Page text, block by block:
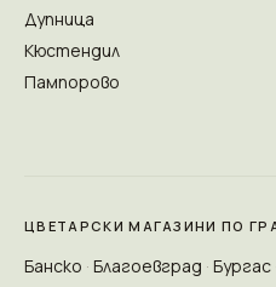
Дупница
Кюстендил
Пампорово
ЦВЕТАРСКИ МАГАЗИНИ ПО
Банско Благоевград Бургас